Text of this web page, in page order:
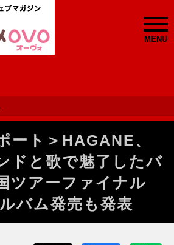
MENU
ート＞HAGANE、
ドと歌で魅了したバ
ツアーファイナル
バム発売も発表